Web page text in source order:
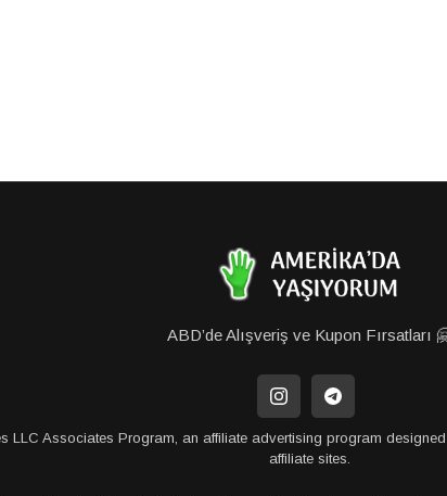
ABD’de Alışveriş ve Kupon Fırsatları
LLC Associates Program, an affiliate advertising program
affiliate sites.